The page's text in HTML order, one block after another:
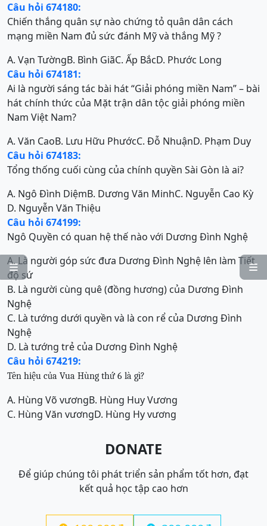


Câu hỏi 674180:
Chiến thắng quân sự nào chứng tỏ quân dân cách
mạng miền Nam đủ sức đánh Mỹ và thắng Mỹ ?
A. Vạn TườngB. Bình GiãC. Ấp BắcD. Phước Long
Câu hỏi 674181:
Ai là người sáng tác bài hát “Giải phóng miền Nam” – bài
hát chính thức của Mặt trận dân tộc giải phóng miền
Nam Việt Nam?
A. Văn CaoB. Lưu Hữu PhướcC. Đỗ NhuậnD. Phạm Duy
Câu hỏi 674183:
Tổng thống cuối cùng của chính quyền Sài Gòn là ai?
A. Ngô Đình DiệmB. Dương Văn MinhC. Nguyễn Cao Kỳ
D. Nguyễn Văn Thiệu
Câu hỏi 674199:
Ngô Quyền có quan hệ thế nào với Dương Đình Nghệ
A. Là người góp sức đưa Dương Đình Nghệ lên làm Tiết
độ sứ
B. Là người cùng quê (đồng hương) của Dương Đình
Nghệ
C. Là tướng dưới quyền và là con rể của Dương Đình
Nghệ
D. Là tướng trẻ của Dương Đình Nghệ
Câu hỏi 674219:
Tên hiệu của Vua Hùng thứ 6 là gì?
A. Hùng Võ vươngB. Hùng Huy Vương
C. Hùng Văn vươngD. Hùng Hy vương
DONATE
Để giúp chúng tôi phát triển sản phẩm tốt hơn, đạt
kết quả học tập cao hơn